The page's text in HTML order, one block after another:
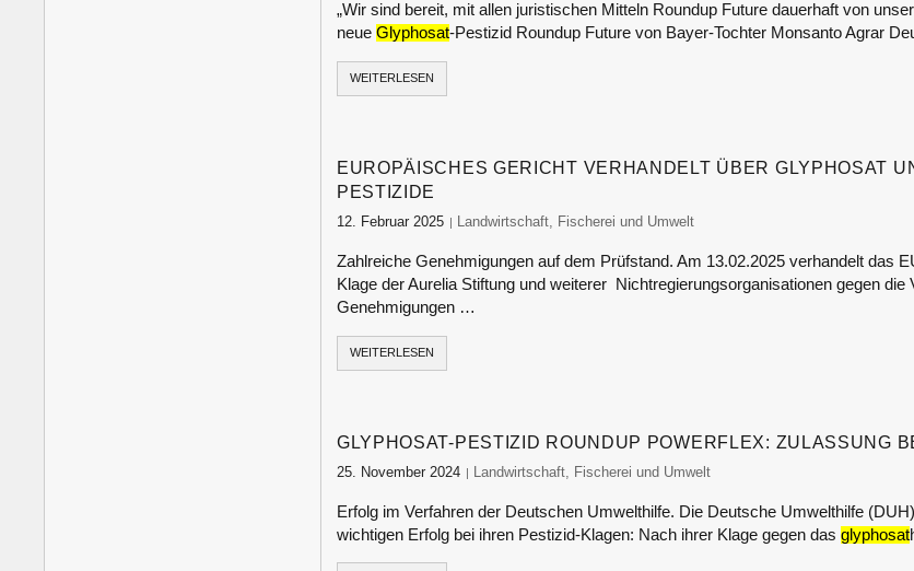
„Wir sind bereit, mit allen juristischen Mitteln Roundup Future dauerhaft von
neue Glyphosat-Pestizid Roundup Future von Bayer-Tochter Monsanto Agrar
WEITERLESEN
EUROPÄISCHES GERICHT VERHANDELT ÜBER GLYPHOSAT
PESTIZIDE
12. Februar 2025 food-monitor
Landwirtschaft, Fischerei und Umwelt
Zahlreiche Genehmigungen auf dem Prüfstand. Am 13.02.2025 verhandelt das
Klage der Aurelia Stiftung und weiterer Nichtregierungsorganisationen gegen die
Genehmigungen …
WEITERLESEN
GLYPHOSAT-PESTIZID ROUNDUP POWERFLEX: ZULASSUNG
25. November 2024 food-monitor
Landwirtschaft, Fischerei und Umwelt
Erfolg im Verfahren der Deutschen Umwelthilfe. Die Deutsche Umwelthilfe
wichtigen Erfolg bei ihren Pestizid-Klagen: Nach ihrer Klage gegen das glyphosat